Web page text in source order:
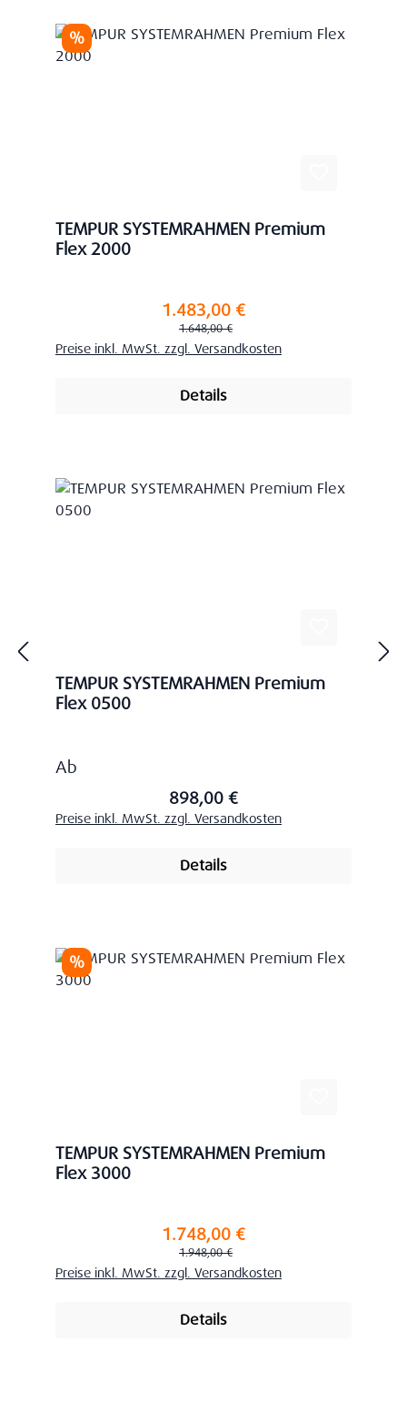
Rabatt
%
TEMPUR SYSTEMRAHMEN Premium
Flex 2000
Verkaufspreis:1.483,00 €
Regulärer Preis:
1.648,00 €
Preise inkl. MwSt. zzgl. Versandkosten
Details
TEMPUR SYSTEMRAHMEN Premium
Flex 0500
Regulärer Preis:
Ab
898,00 €
Preise inkl. MwSt. zzgl. Versandkosten
Details
Rabatt
%
TEMPUR SYSTEMRAHMEN Premium
Flex 3000
Verkaufspreis:1.748,00 €
Regulärer Preis:
1.948,00 €
Preise inkl. MwSt. zzgl. Versandkosten
Details